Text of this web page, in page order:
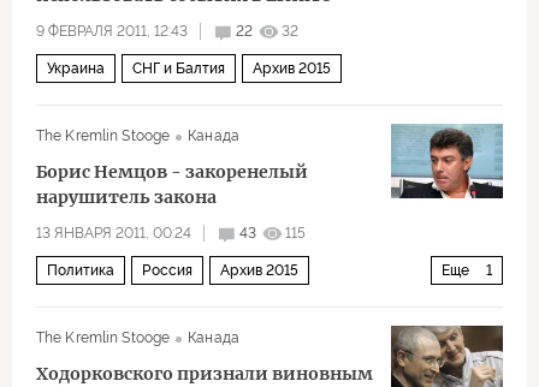
9 ФЕВРАЛЯ 2011, 12:43 22 32
Украина СНГ и Балтия Архив 2015
The Kremlin Stooge Канада
Борис Немцов - закоренелый
нарушитель закона
13 ЯНВАРЯ 2011, 00:24 43 115
Еще 1
Политика Россия Архив 2015
The Kremlin Stooge
Канада
Ходорковского признали виновным